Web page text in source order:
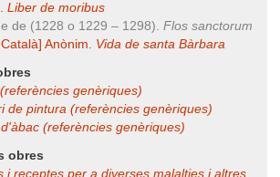
Liber de moribus
de (1228 o 1229 – 1298). Flos sanctorum
Anònim. Vida de santa Bàrbara
genèriques)
de pintura (referències genèriques)
(referències genèriques)
obres
i receptes per a diverses malalties i altres